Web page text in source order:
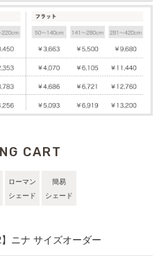
CART
ローマン
シェード
簡易
シェード
ニナ サイズオーダー